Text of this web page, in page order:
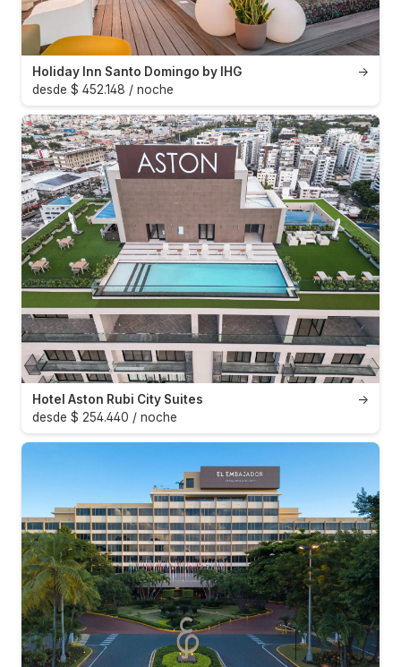
→
Holiday Inn Santo Domingo by IHG
desde $ 452.148 / noche
→
Hotel Aston Rubi City Suites
desde $ 254.440 / noche